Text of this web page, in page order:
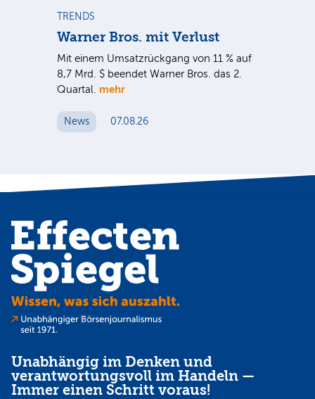
TRENDS
Warner Bros. mit Verlust
Mit einem Umsatzrückgang von 11 % auf
8,7 Mrd. $ beendet Warner Bros. das 2.
Quartal. mehr
News 07.08.26
Unabhängig im Denken und
verantwortungsvoll im Handeln —
Immer einen Schritt voraus!